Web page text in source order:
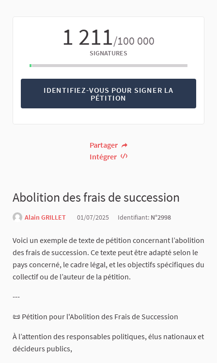
1 211/100 000
SIGNATURES
IDENTIFIEZ-VOUS POUR SIGNER LA
PÉTITION
Partager
Intégrer
Abolition des frais de succession
Alain GRILLET 01/07/2025 Identifiant: N°2998
Voici un exemple de texte de pétition concernant l’abolition
des frais de succession. Ce texte peut être adapté selon le
pays concerné, le cadre légal, et les objectifs spécifiques du
collectif ou de l’auteur de la pétition.
---
📜 Pétition pour l'Abolition des Frais de Succession
À l’attention des responsables politiques, élus nationaux et
décideurs publics,